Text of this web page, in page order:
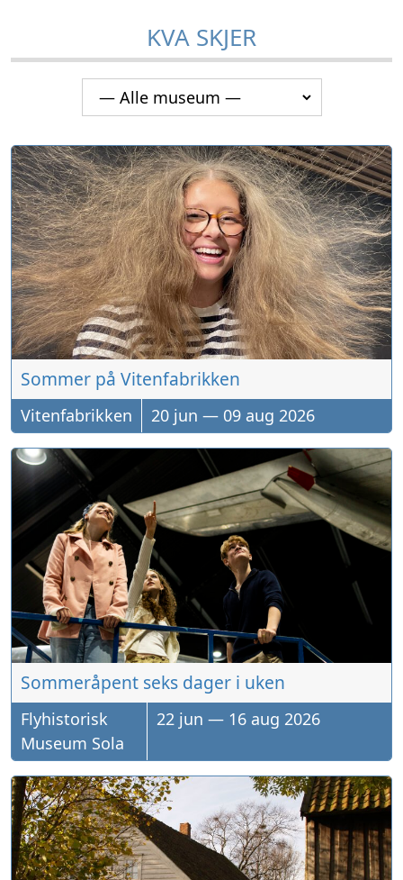
KVA SKJER
Sommer på Vitenfabrikken
Vitenfabrikken 20 jun — 09 aug 2026
Sommeråpent seks dager i uken
Flyhistorisk
Museum Sola
22 jun — 16 aug 2026